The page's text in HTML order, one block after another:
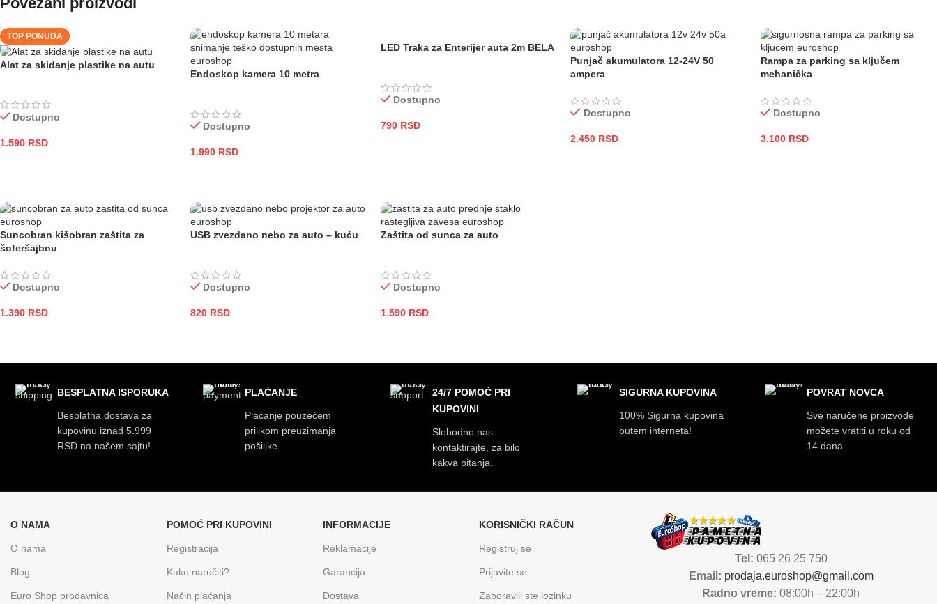
TOP PONUDA
Alat za skidanje plastike na autu
Dostupno
1.590 RSD
Endoskop kamera 10 metra
Dostupno
1.990 RSD
LED Traka za Enterijer auta 2m BELA
Dostupno
790 RSD
Punjač akumulatora 12-24V 50
ampera
Dostupno
2.450 RSD
Rampa za parking sa ključem
mehanička
Dostupno
3.100 RSD
Suncobran kišobran zaštita za
šoferšajbnu
Dostupno
1.390 RSD
USB zvezdano nebo za auto – kuću
Dostupno
820 RSD
Zaštita od sunca za auto
Dostupno
1.590 RSD
BESPLATNA ISPORUKA
Besplatna dostava za
kupovinu iznad 5.999
RSD na našem sajtu!
PLAĆANJE
Plaćanje pouzećem
prilikom preuzimanja
pošiljke
24/7 POMOĆ PRI
KUPOVINI
Slobodno nas
kontaktirajte, za bilo
kakva pitanja.
SIGURNA KUPOVINA
100% Sigurna kupovina
putem interneta!
POVRAT NOVCA
Sve naručene proizvode
možete vratiti u roku od
14 dana
O NAMA
O nama
Blog
Euro Shop prodavnica
POMOĆ PRI KUPOVINI
Registracija
Kako naručiti?
Način plaćanja
INFORMACIJE
Reklamacije
Garancija
Dostava
KORISNIČKI RAČUN
Registruj se
Prijavite se
Zaboravili ste lozinku
Tel: 065 26 25 750
Email: prodaja.euroshop@gmail.com
Radno vreme: 08:00h – 22:00h